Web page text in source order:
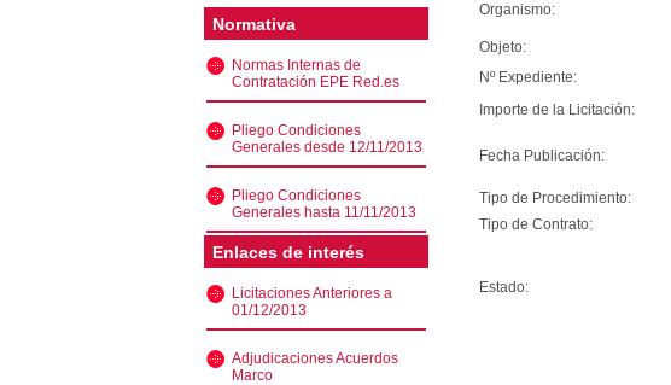
Normativa
Normas Internas de
Contratación EPE Red.es
Pliego Condiciones
Generales desde 12/11/2013
Pliego Condiciones
Generales hasta 11/11/2013
Enlaces de interés
Licitaciones Anteriores a
01/12/2013
Adjudicaciones Acuerdos
Marco
Organismo:
Objeto:
Nº Expediente:
Importe de la Licitación:
Fecha Publicación:
Tipo de Procedimiento:
Tipo de Contrato:
Estado: